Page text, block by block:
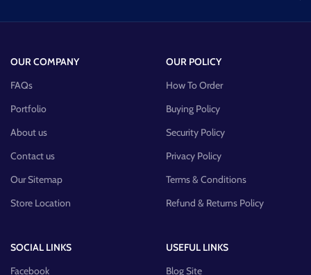
OUR COMPANY
FAQs
Portfolio
About us
Contact us
Our Sitemap
Store Location
OUR POLICY
How To Order
Buying Policy
Security Policy
Privacy Policy
Terms & Conditions
Refund & Returns Policy
SOCIAL LINKS
Facebook
USEFUL LINKS
Blog Site